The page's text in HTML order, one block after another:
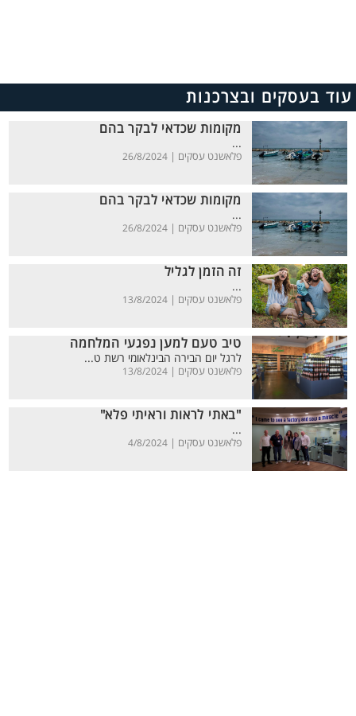
עוד בעסקים ובצרכנות
מקומות שכדאי לבקר בהם
...
פלאשנט עסקים | 26/8/2024
מקומות שכדאי לבקר בהם
...
פלאשנט עסקים | 26/8/2024
זה הזמן לגליל
...
פלאשנט עסקים | 13/8/2024
טיב טעם למען נפגעי המלחמה
לרגל יום הבירה הבינלאומי רשת ט...
פלאשנט עסקים | 13/8/2024
"באתי לראות וראיתי פלא"
...
פלאשנט עסקים | 4/8/2024